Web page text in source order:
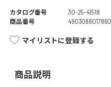
カタログ番号
30-25-41518
商品番号
4903088017860
マイリストに登録する
商品説明